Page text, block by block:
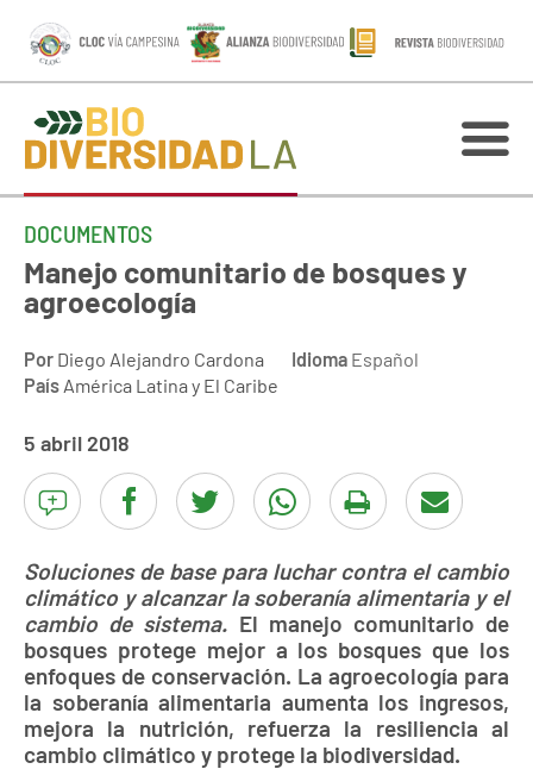
DOCUMENTOS
Manejo comunitario de bosques y
agroecología
Por Diego Alejandro Cardona Idioma Español
País América Latina y El Caribe
5 abril 2018
Soluciones de base para luchar contra el cambio
climático y alcanzar la soberanía alimentaria y el
cambio de sistema. El manejo comunitario de
bosques protege mejor a los bosques que los
enfoques de conservación. La agroecología para
la soberanía alimentaria aumenta los ingresos,
mejora la nutrición, refuerza la resiliencia al
cambio climático y protege la biodiversidad.